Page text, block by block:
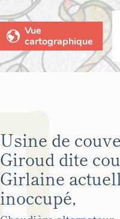
Vue
cartographique
Usine de
Giroud dite
Girlaine
inoccupé,